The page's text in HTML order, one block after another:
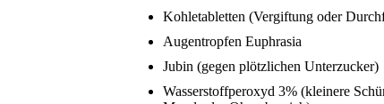
Kohletabletten (Vergiftung oder
Augentropfen Euphrasia
Jubin (gegen plötzlichen Unterzucker)
Wasserstoffperoxyd 3% (kleinere